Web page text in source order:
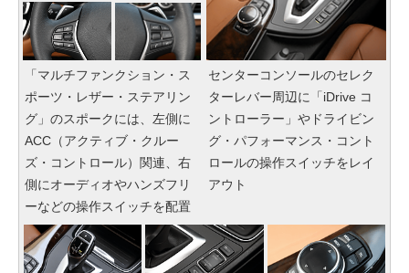
「マルチファンクション・ス
ポーツ・レザー・ステアリン
グ」のスポークには、左側に
ACC（アクティブ・クルー
ズ・コントロール）関連、右
側にオーディオやハンズフリ
ーなどの操作スイッチを配置
センターコンソールのセレク
ターレバー周辺に「iDrive コ
ントローラー」やドライビン
グ・パフォーマンス・コント
ロールの操作スイッチをレイ
アウト